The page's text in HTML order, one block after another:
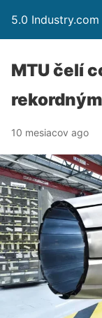
5.0 Industry.com
MTU čelí
10 mesiacov ago